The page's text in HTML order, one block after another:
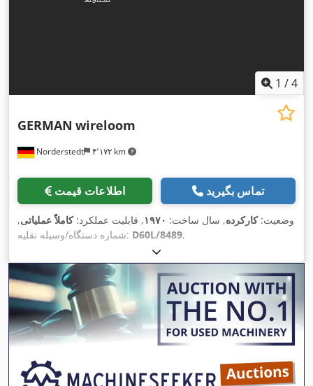
1 /4
Norderstedt ۴٬۱۷۲ km
GERMAN wireloom
اطلاعات قیمت تماس بگیرید
وضعیت:کارکرده, سال ساخت: ۱۹۷۰, قابلیت عملکرد:کاملاً عملیاتی,
شماره دستگاه/وسیله نقلیه: D60L/8489,